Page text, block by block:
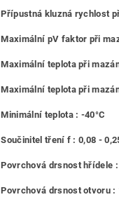
Přípustná kluzná rychlost
Maximální pV faktor při
Maximální teplota při
Maximální teplota při
Minimální teplota : -40°C
Součinitel tření f : 0,08 -
Povrchová drsnost hřídele
Povrchová drsnost otvoru :